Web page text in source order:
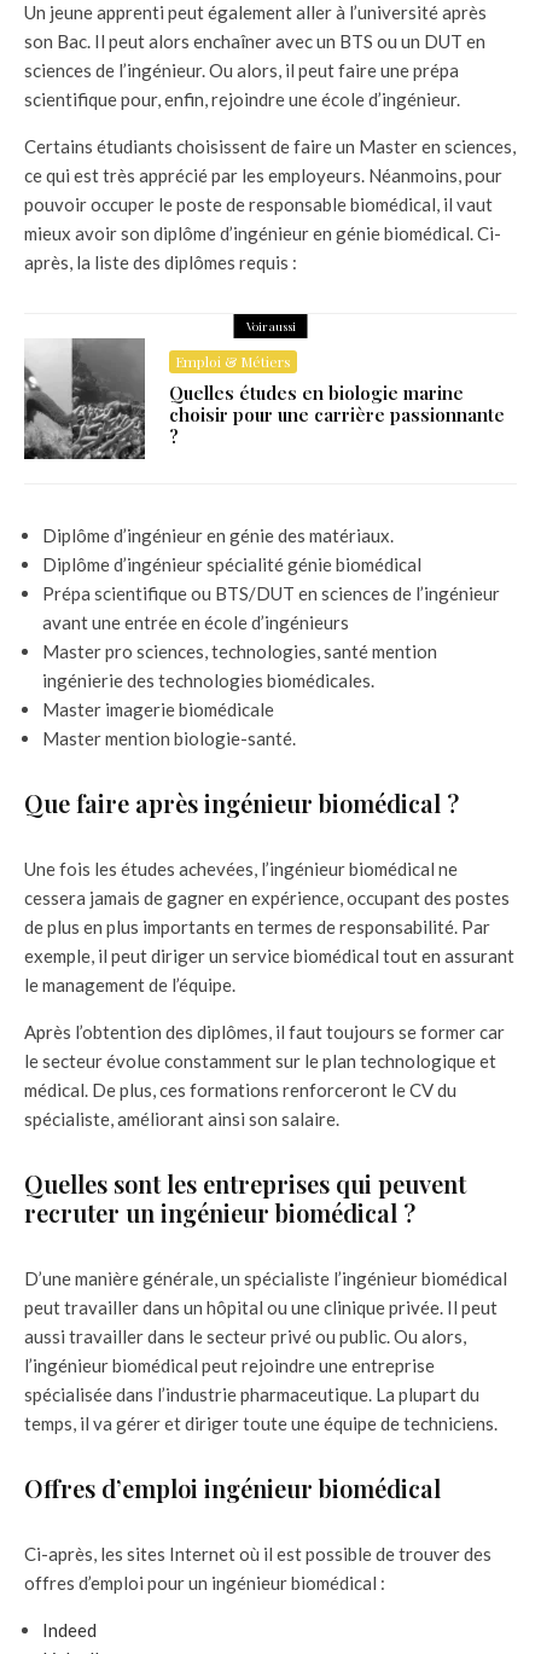
Un jeune apprenti peut également aller à l’université après
son Bac. Il peut alors enchaîner avec un BTS ou un DUT en
sciences de l’ingénieur. Ou alors, il peut faire une prépa
scientifique pour, enfin, rejoindre une école d’ingénieur.
Certains étudiants choisissent de faire un Master en sciences,
ce qui est très apprécié par les employeurs. Néanmoins, pour
pouvoir occuper le poste de responsable biomédical, il vaut
mieux avoir son diplôme d’ingénieur en génie biomédical. Ci-
après, la liste des diplômes requis :
Voir aussi
Emploi & Métiers
Quelles études en biologie marine
choisir pour une carrière passionnante
?
Diplôme d’ingénieur en génie des matériaux.
Diplôme d’ingénieur spécialité génie biomédical
Prépa scientifique ou BTS/DUT en sciences de l’ingénieur
avant une entrée en école d’ingénieurs
Master pro sciences, technologies, santé mention
ingénierie des technologies biomédicales.
Master imagerie biomédicale
Master mention biologie-santé.
Que faire après ingénieur biomédical ?
Une fois les études achevées, l’ingénieur biomédical ne
cessera jamais de gagner en expérience, occupant des postes
de plus en plus importants en termes de responsabilité. Par
exemple, il peut diriger un service biomédical tout en assurant
le management de l’équipe.
Après l’obtention des diplômes, il faut toujours se former car
le secteur évolue constamment sur le plan technologique et
médical. De plus, ces formations renforceront le CV du
spécialiste, améliorant ainsi son salaire.
Quelles sont les entreprises qui peuvent
recruter un ingénieur biomédical ?
D’une manière générale, un spécialiste l’ingénieur biomédical
peut travailler dans un hôpital ou une clinique privée. Il peut
aussi travailler dans le secteur privé ou public. Ou alors,
l’ingénieur biomédical peut rejoindre une entreprise
spécialisée dans l’industrie pharmaceutique. La plupart du
temps, il va gérer et diriger toute une équipe de techniciens.
Offres d’emploi ingénieur biomédical
Ci-après, les sites Internet où il est possible de trouver des
offres d’emploi pour un ingénieur biomédical :
Indeed